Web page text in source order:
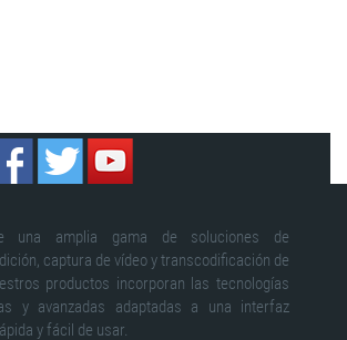
una amplia gama de soluciones de
captura de vídeo y transcodificación de
productos incorporan las tecnologías
y avanzadas adaptadas a una interfaz
y fácil de usar.